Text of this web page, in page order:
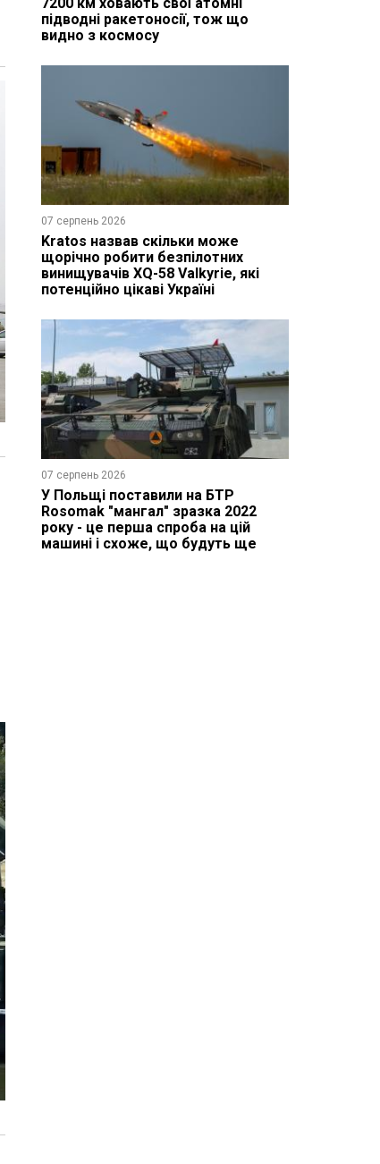
підводні ракетоносії, тож що
видно з космосу
07 серпень 2026
Kratos назвав скільки може
щорічно робити безпілотних
винищувачів XQ-58 Valkyrie, які
потенційно цікаві Україні
07 серпень 2026
У Польщі поставили на БТР
Rosomak "мангал" зразка 2022
року - це перша спроба на цій
машині і схоже, що будуть ще